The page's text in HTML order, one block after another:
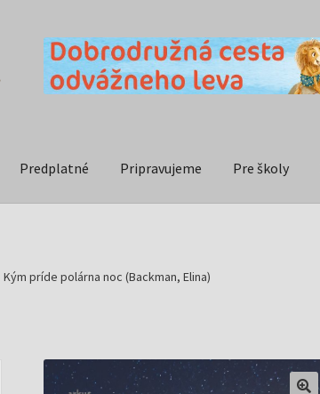
Predplatné Pripravujeme Pre školy
Kým príde polárna noc (Backman, Elina)